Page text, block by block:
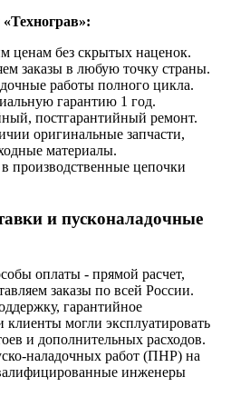
ценам без скрытых наценок.
заказы в любую точку страны.
работы полного цикла.
гарантию 1 год.
постгарантийный ремонт.
оригинальные запчасти,
материалы.
производственные цепочки
и пусконаладочные
оплаты - прямой расчет,
заказы по всей России.
гарантийное
могли эксплуатировать
и дополнительных расходов.
наладочных работ (ПНР) на
инженеры